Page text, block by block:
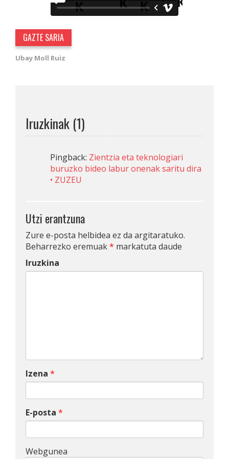
GAZTE SARIA
Ubay Moll Ruiz
Iruzkinak (1)
Pingback: Zientzia eta teknologiari
buruzko bideo labur onenak saritu dira
• ZUZEU
Utzi erantzuna
Zure e-posta helbidea ez da argitaratuko.
Beharrezko eremuak* markatuta daude
Iruzkina
Izena *
E-posta *
Webgunea